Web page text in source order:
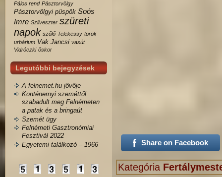
Pálos rend Pásztorvölgy
Pásztorvölgyi püspök Soós
Imre Szilveszter szüreti
napok szőlő Telekessy török
urbárium Vak Jancsi vasút
Vidróczki őskor
Legutóbbi bejegyzések
A felnemet.hu jövője
Konténernyi szeméttől
szabadult meg Felnémeten
a patak és a bringaút
Szemét ügy
Felnémeti Gasztronómiai
Fesztivál 2022
Egyetemi találkozó – 1966 Share on Facebook
Kategória